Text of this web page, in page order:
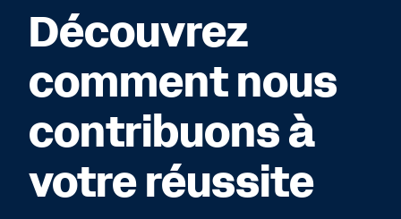
Découvrez
comment nous
contribuons à
votre réussite